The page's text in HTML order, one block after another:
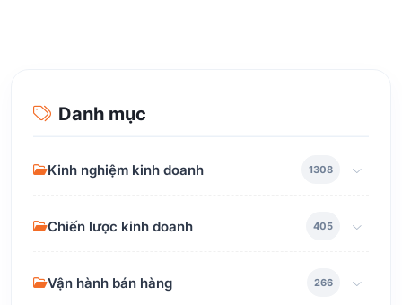
Danh mục
Kinh nghiệm kinh doanh 1308
Chiến lược kinh doanh 405
Vận hành bán hàng 266